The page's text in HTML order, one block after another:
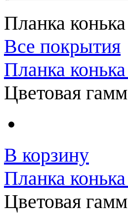
Планка
Все покрытия
Планка
Цветовая
В корзину
Планка
Цветовая